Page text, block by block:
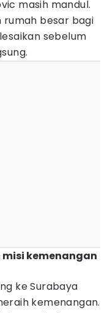
masih mandul.
rumah besar bagi
sebelum
kemenangan
ke Surabaya
kemenangan.